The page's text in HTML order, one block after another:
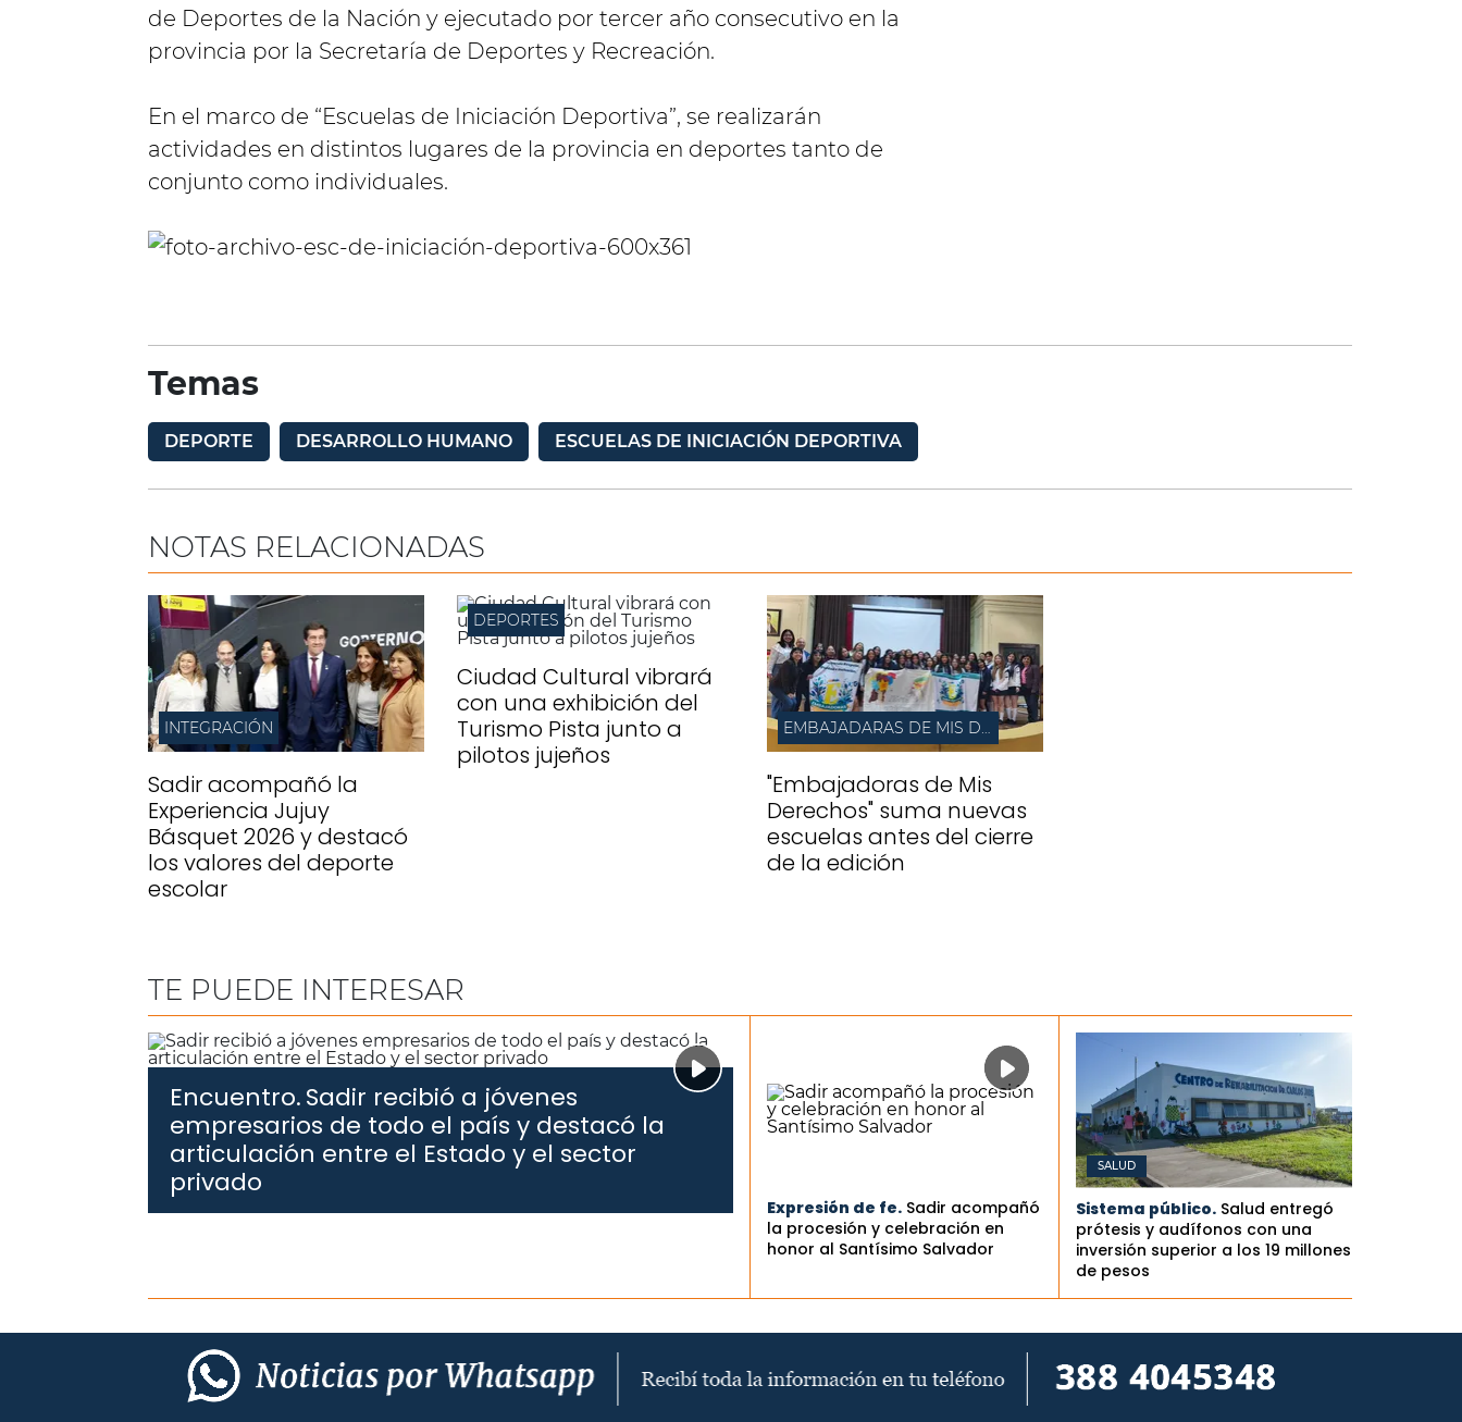
de Deportes de la Nación y ejecutado por tercer año consecutivo en la
provincia por la Secretaría de Deportes y Recreación.
En el marco de “Escuelas de Iniciación Deportiva”, se realizarán
actividades en distintos lugares de la provincia en deportes tanto de
conjunto como individuales.
Temas
DEPORTE DESARROLLO HUMANO ESCUELAS DE INICIACIÓN DEPORTIVA
NOTAS RELACIONADAS
INTEGRACIÓN
Sadir acompañó la
Experiencia Jujuy
Básquet 2026 y destacó
los valores del deporte
escolar
DEPORTES
Ciudad Cultural vibrará
con una exhibición del
Turismo Pista junto a
pilotos jujeños
"Embajadoras de Mis
Derechos" suma nuevas
escuelas antes del cierre
de la edición
TE PUEDE INTERESAR
Encuentro.Sadir recibió a jóvenes
empresarios de todo el país y destacó la
articulación entre el Estado y el sector
privado
Expresión de fe. Sadir acompañó
la procesión y celebración en
honor al Santísimo Salvador
SALUD
Sistema público. Salud entregó
prótesis y audífonos con una
inversión superior a los 19 millones
de pesos